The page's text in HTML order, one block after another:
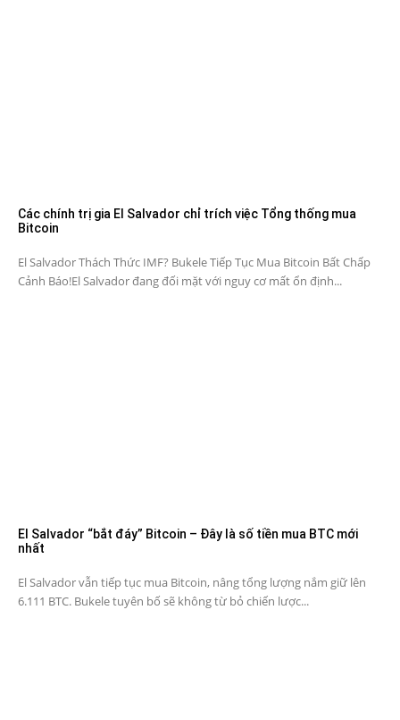
Các chính trị gia El Salvador chỉ trích việc Tổng thống mua
Bitcoin
El Salvador Thách Thức IMF? Bukele Tiếp Tục Mua Bitcoin Bất Chấp
Cảnh Báo!El Salvador đang đối mặt với nguy cơ mất ổn định...
El Salvador “bắt đáy” Bitcoin – Đây là số tiền mua BTC mới
nhất
El Salvador vẫn tiếp tục mua Bitcoin, nâng tổng lượng nắm giữ lên
6.111 BTC. Bukele tuyên bố sẽ không từ bỏ chiến lược...